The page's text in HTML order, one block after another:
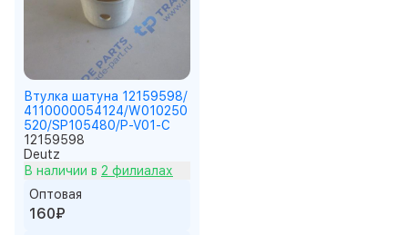
Втулка шатуна 12159598/
4110000054124/W010250
520/SP105480/P-V01-C
12159598
Deutz
В наличии в 2 филиалах
Оптовая
160₽